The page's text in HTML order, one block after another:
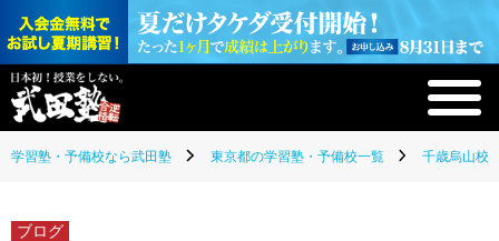
学習塾・予備校なら武田塾 東京都の学習塾・予備校一覧 千歳烏山校(
ブログ